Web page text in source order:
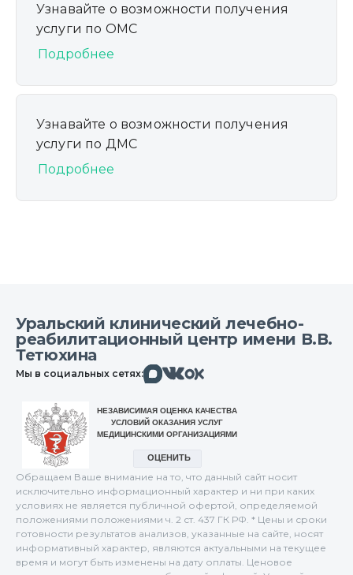
Узнавайте о возможности получения
услуги по ОМС
Подробнее
Узнавайте о возможности получения
услуги по ДМС
Подробнее
Уральский клинический лечебно-
реабилитационный центр имени В.В.
Тетюхина
Мы в социальных сетях:МаксВконтактеОдноклассники
Обращаем Ваше внимание на то, что данный сайт носит
исключительно информационный характер и ни при каких
условиях не является публичной офертой, определяемой
положениями положениями ч. 2 ст. 437 ГК РФ. * Цены и сроки
готовности результатов анализов, указанные на сайте, носят
информативный характер, являются актуальными на текущее
время и могут быть изменены на дату оплаты. Ценовое